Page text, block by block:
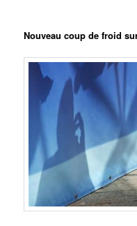
Nouveau coup de froid